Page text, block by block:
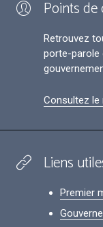
Points de
Retrouvez
porte-parole
Consultez le
Liens
Premier